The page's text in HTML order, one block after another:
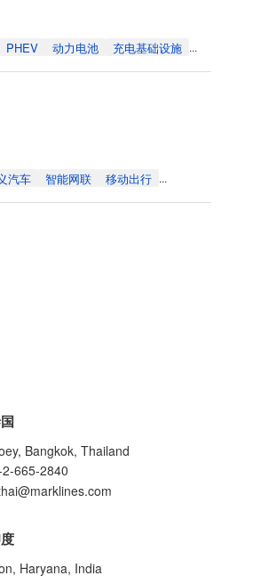
PHEV 动力电池 充电基础设施 ...
汽车 智能网联 移动出行 ...
Bangkok, Thailand
665-2840
Haryana, India